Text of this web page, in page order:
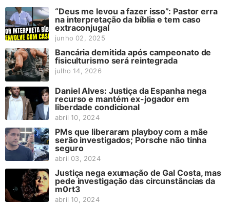
“Deus me levou a fazer isso”: Pastor erra
na interpretação da bíblia e tem caso
extraconjugal
junho 02, 2025
Bancária demitida após campeonato de
fisiculturismo será reintegrada
julho 14, 2026
Daniel Alves: Justiça da Espanha nega
recurso e mantém ex-jogador em
liberdade condicional
abril 10, 2024
PMs que liberaram playboy com a mãe
serão investigados; Porsche não tinha
seguro
abril 03, 2024
Justiça nega exumação de Gal Costa, mas
pede investigação das circunstâncias da
m0rt3
abril 10, 2024